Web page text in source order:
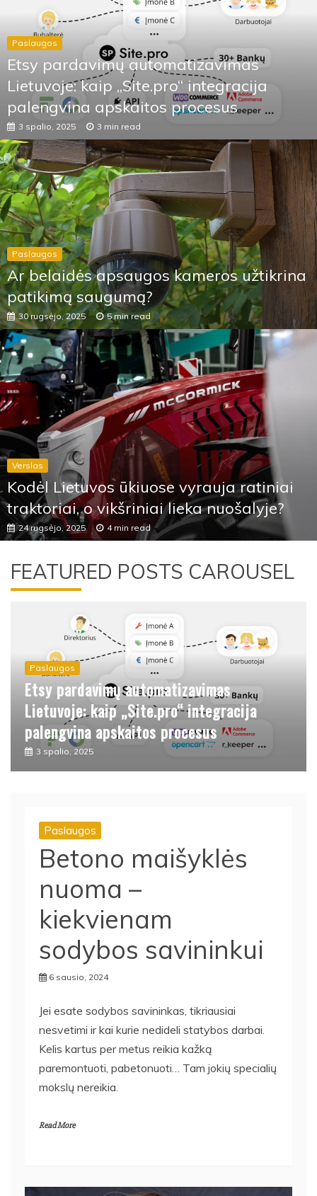
Paslaugos
Etsy pardavimų automatizavimas
Lietuvoje: kaip „Site.pro“ integracija
palengvina apskaitos procesus
3 spalio, 2025
Paslaugos
Ar belaidės apsaugos kameros užtikrina
patikimą saugumą?
30 rugsėjo, 2025 5 min read
Verslas
Kodėl Lietuvos ūkiuose vyrauja ratiniai
traktoriai, o vikšriniai lieka nuošalyje?
24 rugsėjo, 2025 4 min read
FEATURED POSTS CAROUSEL
Paslaugos
Ar belaidės apsaugos kameros užtikrina
patikimą saugumą?
30 rugsėjo, 2025
Paslaugos
Betono maišyklės
nuoma –
kiekvienam
sodybos savininkui
6 sausio, 2024
Jei esate sodybos savininkas, tikriausiai
nesvetimi ir kai kurie nedideli statybos darbai.
Kelis kartus per metus reikia kažką
paremontuoti, pabetonuoti… Tam jokių specialių
mokslų nereikia.